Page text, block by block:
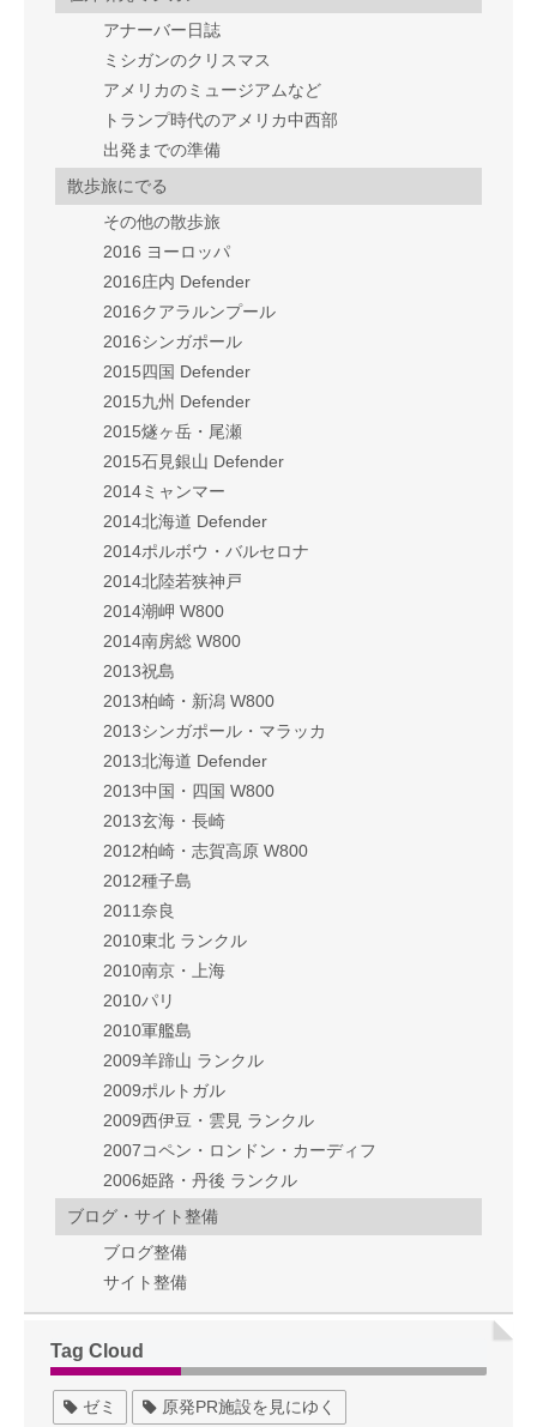
アナーバー日誌
ミシガンのクリスマス
アメリカのミュージアムなど
トランプ時代のアメリカ中西部
出発までの準備
散歩旅にでる
その他の散歩旅
2016 ヨーロッパ
2016庄内 Defender
2016クアラルンプール
2016シンガポール
2015四国 Defender
2015九州 Defender
2015燧ヶ岳・尾瀬
2015石見銀山 Defender
2014ミャンマー
2014北海道 Defender
2014ポルボウ・バルセロナ
2014北陸若狭神戸
2014潮岬 W800
2014南房総 W800
2013祝島
2013柏崎・新潟 W800
2013シンガポール・マラッカ
2013北海道 Defender
2013中国・四国 W800
2013玄海・長崎
2012柏崎・志賀高原 W800
2012種子島
2011奈良
2010東北 ランクル
2010南京・上海
2010パリ
2010軍艦島
2009羊蹄山 ランクル
2009ポルトガル
2009西伊豆・雲見 ランクル
2007コペン・ロンドン・カーディフ
2006姫路・丹後 ランクル
ブログ・サイト整備
ブログ整備
サイト整備
Tag Cloud
ゼミ 原発PR施設を見にゆく